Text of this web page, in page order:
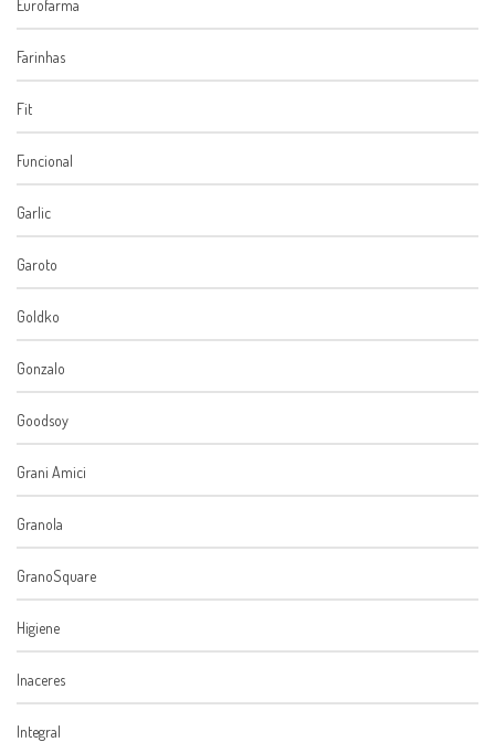
Eurofarma
Farinhas
Fit
Funcional
Garlic
Garoto
Goldko
Gonzalo
Goodsoy
Grani Amici
Granola
GranoSquare
Higiene
Inaceres
Integral